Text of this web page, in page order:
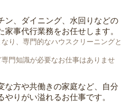
ン、ダイニング、水回りなどの
家事代行業務をお任せします。
り、専門的なハウスクリーニングと
門知識が必要なお仕事はありませ
な方や共働きの家庭など、自分
りがい溢れるお仕事です。